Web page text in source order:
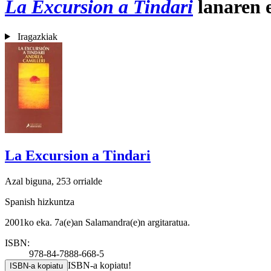
La Excursion a Tindari lanaren
Iragazkiak
La Excursion a Tindari
Azal biguna, 253 orrialde
Spanish hizkuntza
2001ko eka. 7a(e)an Salamandra(e)n argitaratua.
ISBN:
978-84-7888-668-5
ISBN-a kopiatu ISBN-a kopiatu!